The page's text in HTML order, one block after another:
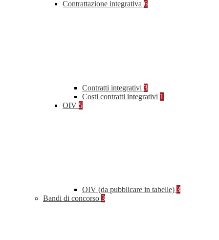
Contrattazione integrativa 6
Contratti integrativi 3
Costi contratti integrativi 1
OIV 5
OIV (da pubblicare in tabelle) 3
Bandi di concorso 3